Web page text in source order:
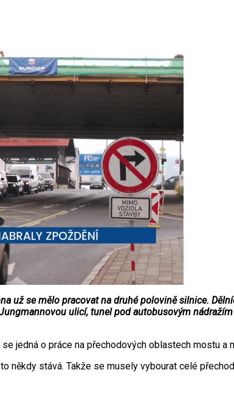
už se mělo pracovat na druhé polovině silnice.
ulicí, tunel pod autobusovým
jedná o práce na přechodových oblastech mostu a
někdy stává. Takže se musely vybourat celé